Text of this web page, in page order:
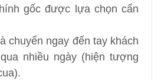
gốc được lựa chọn cẩn
chuyển ngay đến tay khách
nhiều ngày (hiện tượng